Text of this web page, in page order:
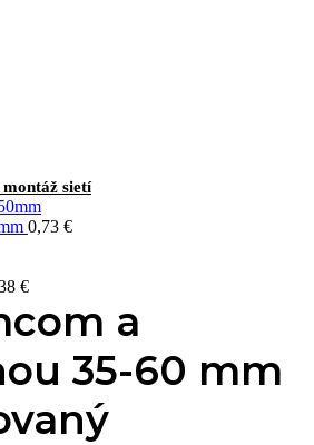
sietí
0,73 €
€
a
35-60 mm